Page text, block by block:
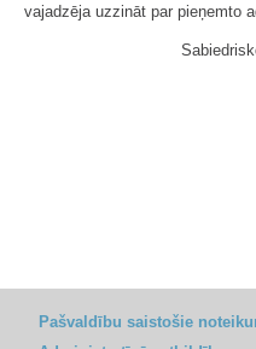
vajadzēja uzzināt par pieņemto
Pašvaldību saistošie